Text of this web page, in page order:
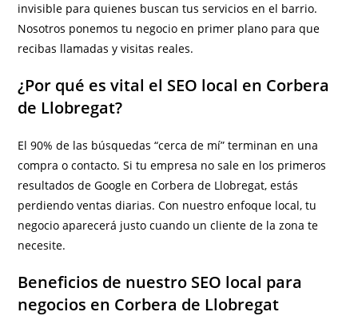
invisible para quienes buscan tus servicios en el barrio.
Nosotros ponemos tu negocio en primer plano para que
recibas llamadas y visitas reales.
¿Por qué es vital el SEO local en Corbera
de Llobregat?
El 90% de las búsquedas “cerca de mí” terminan en una
compra o contacto. Si tu empresa no sale en los primeros
resultados de Google en Corbera de Llobregat, estás
perdiendo ventas diarias. Con nuestro enfoque local, tu
negocio aparecerá justo cuando un cliente de la zona te
necesite.
Beneficios de nuestro SEO local para
negocios en Corbera de Llobregat